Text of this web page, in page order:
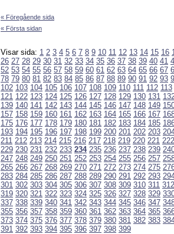
« Föregående sida
« Första sidan
Visar sida: 1 2 3 4 5 6 7 8 9 10 11 12 13 14 15 16
26 27 28 29 30 31 32 33 34 35 36 37 38 39 40 41
52 53 54 55 56 57 58 59 60 61 62 63 64 65 66 67
78 79 80 81 82 83 84 85 86 87 88 89 90 91 92 93
102 103 104 105 106 107 108 109 110 111 112 113
121 122 123 124 125 126 127 128 129 130 131
139 140 141 142 143 144 145 146 147 148 149
157 158 159 160 161 162 163 164 165 166 167
175 176 177 178 179 180 181 182 183 184 185
193 194 195 196 197 198 199 200 201 202 203
211 212 213 214 215 216 217 218 219 220 221 222
229 230 231 232 233 234 235 236 237 238 239
247 248 249 250 251 252 253 254 255 256 257
265 266 267 268 269 270 271 272 273 274 275
283 284 285 286 287 288 289 290 291 292 293
301 302 303 304 305 306 307 308 309 310 311 312
319 320 321 322 323 324 325 326 327 328 329
337 338 339 340 341 342 343 344 345 346 347
355 356 357 358 359 360 361 362 363 364 365
373 374 375 376 377 378 379 380 381 382 383
391 392 393 394 395 396 397 398 399